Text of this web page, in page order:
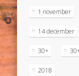
1 november
14 december
30+
2018